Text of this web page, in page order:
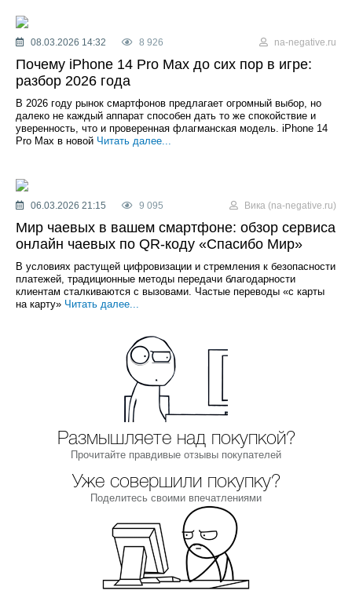
08.03.2026 14:32 8 926 na-negative.ru
Почему iPhone 14 Pro Max до сих пор в игре:
разбор 2026 года
В 2026 году рынок смартфонов предлагает огромный выбор, но
далеко не каждый аппарат способен дать то же спокойствие и
уверенность, что и проверенная флагманская модель. iPhone 14
Pro Max в новой Читать далее...
06.03.2026 21:15 9 095 Вика (na-negative.ru)
Мир чаевых в вашем смартфоне: обзор сервиса
онлайн чаевых по QR-коду «Спасибо Мир»
В условиях растущей цифровизации и стремления к безопасности
платежей, традиционные методы передачи благодарности
клиентам сталкиваются с вызовами. Частые переводы «с карты
на карту» Читать далее...
Размышляете над покупкой?
Прочитайте правдивые отзывы покупателей
Уже совершили покупку?
Поделитесь своими впечатлениями